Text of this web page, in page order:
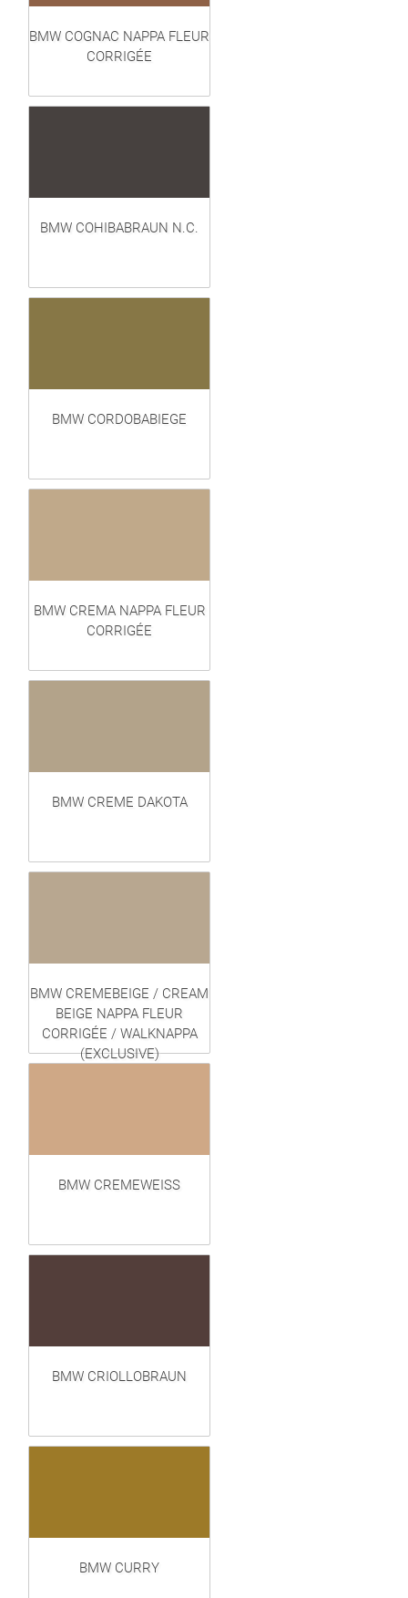
BMW COGNAC NAPPA FLEUR
CORRIGÉE
BMW COHIBABRAUN N.C.
BMW CORDOBABIEGE
BMW CREMA NAPPA FLEUR
CORRIGÉE
BMW CREME DAKOTA
BMW CREMEBEIGE / CREAM
BEIGE NAPPA FLEUR
CORRIGÉE / WALKNAPPA
(EXCLUSIVE)
BMW CREMEWEISS
BMW CRIOLLOBRAUN
BMW CURRY